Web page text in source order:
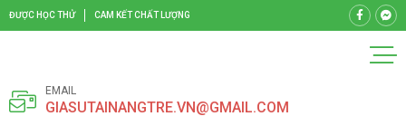
ĐƯỢC HỌC THỬ CAM KẾT CHẤT LƯỢNG
EMAIL
GIASUTAINANGTRE.VN@GMAIL.COM